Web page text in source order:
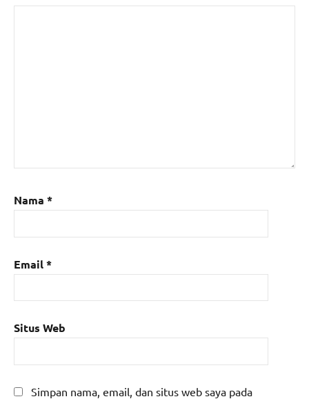
Nama *
Email*
Situs Web
Simpan nama, email, dan situs web saya pada